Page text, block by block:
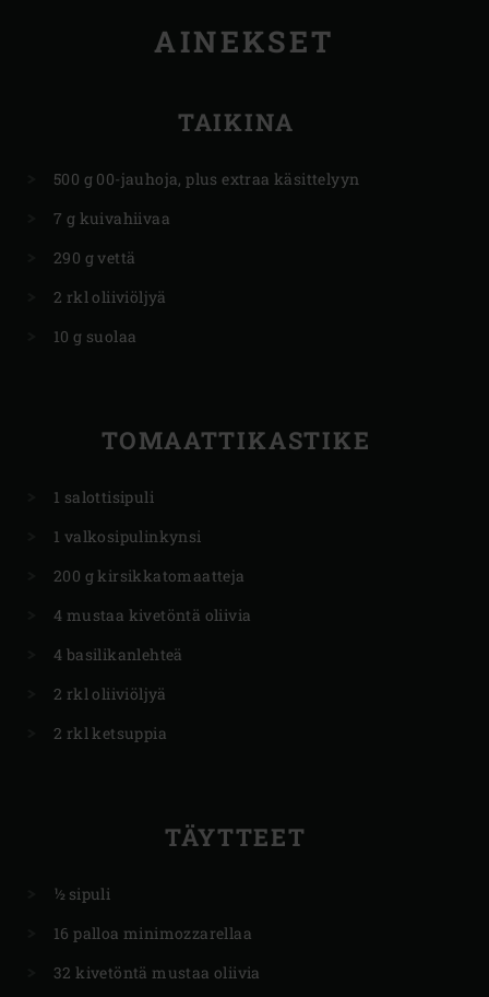
AINEKSET
TAIKINA
500 g 00-jauhoja, plus extraa käsittelyyn
7 g kuivahiivaa
290 g vettä
2 rkl oliiviöljyä
10 g suolaa
TOMAATTIKASTIKE
1 salottisipuli
1 valkosipulinkynsi
200 g kirsikkatomaatteja
4 mustaa kivetöntä oliivia
4 basilikanlehteä
2 rkl oliiviöljyä
2 rkl ketsuppia
TÄYTTEET
½ sipuli
16 palloa minimozzarellaa
32 kivetöntä mustaa oliivia